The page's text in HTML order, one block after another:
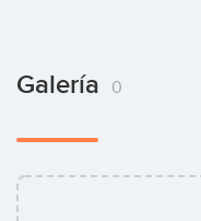
Galería 0